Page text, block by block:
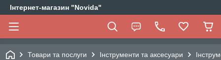
Інтернет-магазин "Novida"
Товари та послуги Інструменти та аксесуари